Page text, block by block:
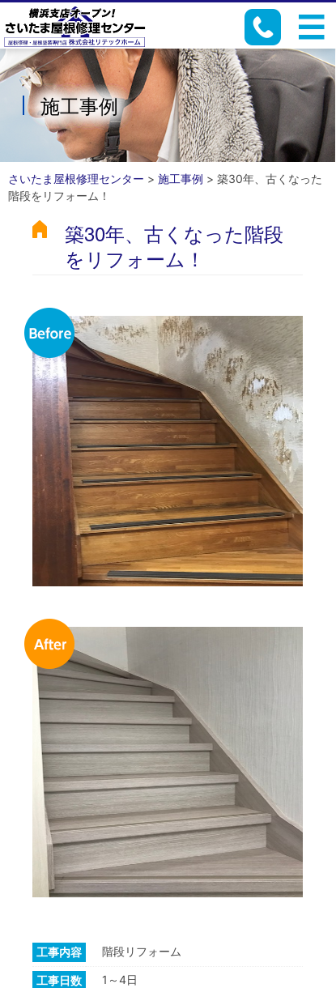
施工事例
さいたま屋根修理センター > 施工事例 > 築30年、古くなった
階段をリフォーム！
築30年、古くなった階段
をリフォーム！
工事内容 階段リフォーム
工事日数 1～4日